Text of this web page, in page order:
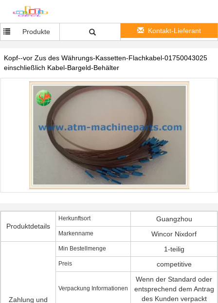
Produkte Kontakt-Lieferant
Kopf--vor Zus des Währungs-Kassetten-Flachkabel-01750043025
einschließlich Kabel-Bargeld-Behälter
Produktdetails
Herkunftsort Guangzhou
Markenname Wincor Nixdorf
Zahlung und
Min Bestellmenge 1-teilig
Preis competitive
Verpackung Informationen
Wenn der Standard oder
entsprechend dem Antrag
des Kunden verpackt